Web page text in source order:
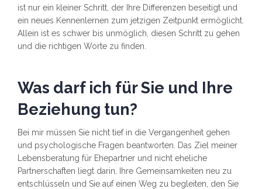
ist nur ein kleiner Schritt, der Ihre Differenzen beseitigt und
ein neues Kennenlernen zum jetzigen Zeitpunkt ermöglicht.
Allein ist es schwer bis unmöglich, diesen Schritt zu gehen
und die richtigen Worte zu finden.
Was darf ich für Sie und Ihre
Beziehung tun?
Bei mir müssen Sie nicht tief in die Vergangenheit gehen
und psychologische Fragen beantworten. Das Ziel meiner
Lebensberatung für Ehepartner und nicht eheliche
Partnerschaften liegt darin, Ihre Gemeinsamkeiten neu zu
entschlüsseln und Sie auf einen Weg zu begleiten, den Sie